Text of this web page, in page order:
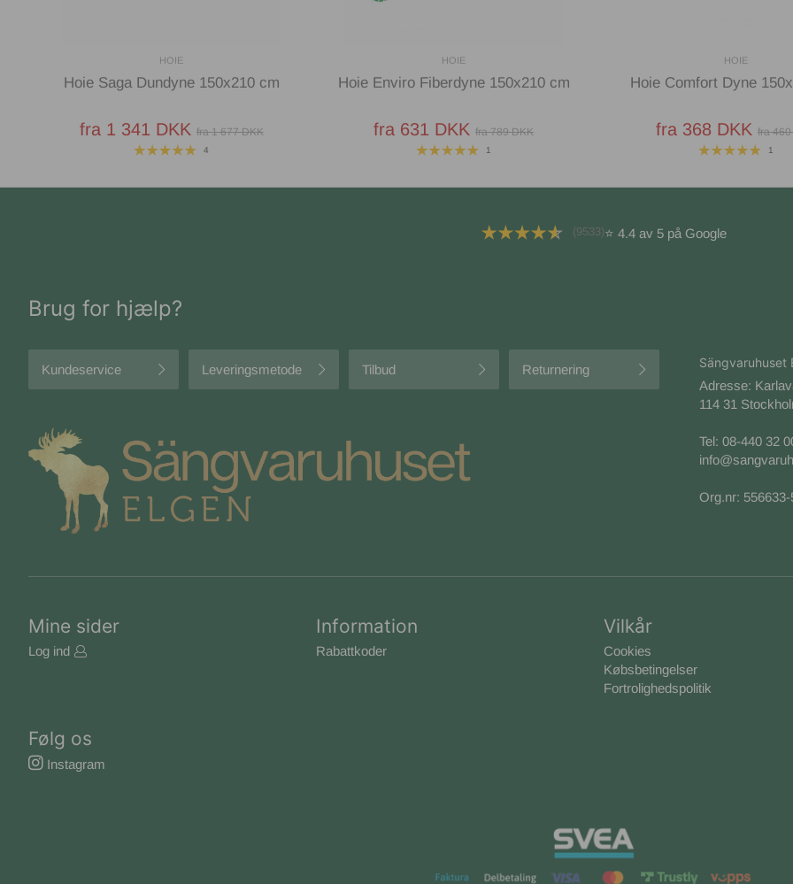
HOIE
Hoie Saga Dundyne 150x210 cm
fra 1 341 DKK fra 1 677 DKK
4
HOIE
Hoie Enviro Fiberdyne 150x210 cm
fra 631 DKK fra 789 DKK
1
HOIE
Hoie Comfort Dyne
fra 368 DKK fra
1
(9533)⭐ 4.4 av 5 på Google
Brug for hjælp?
Kundeservice Leveringsmetode Tilbud Returnering
Sängvaruhuset
Adresse:
114 31
Tel: 08-440 32
Org.nr: 556633-
Mine sider
Log ind
Information
Rabattkoder
Vilkår
Cookies
Købsbetingelser
Fortrolighedspolitik
Følg os
Instagram